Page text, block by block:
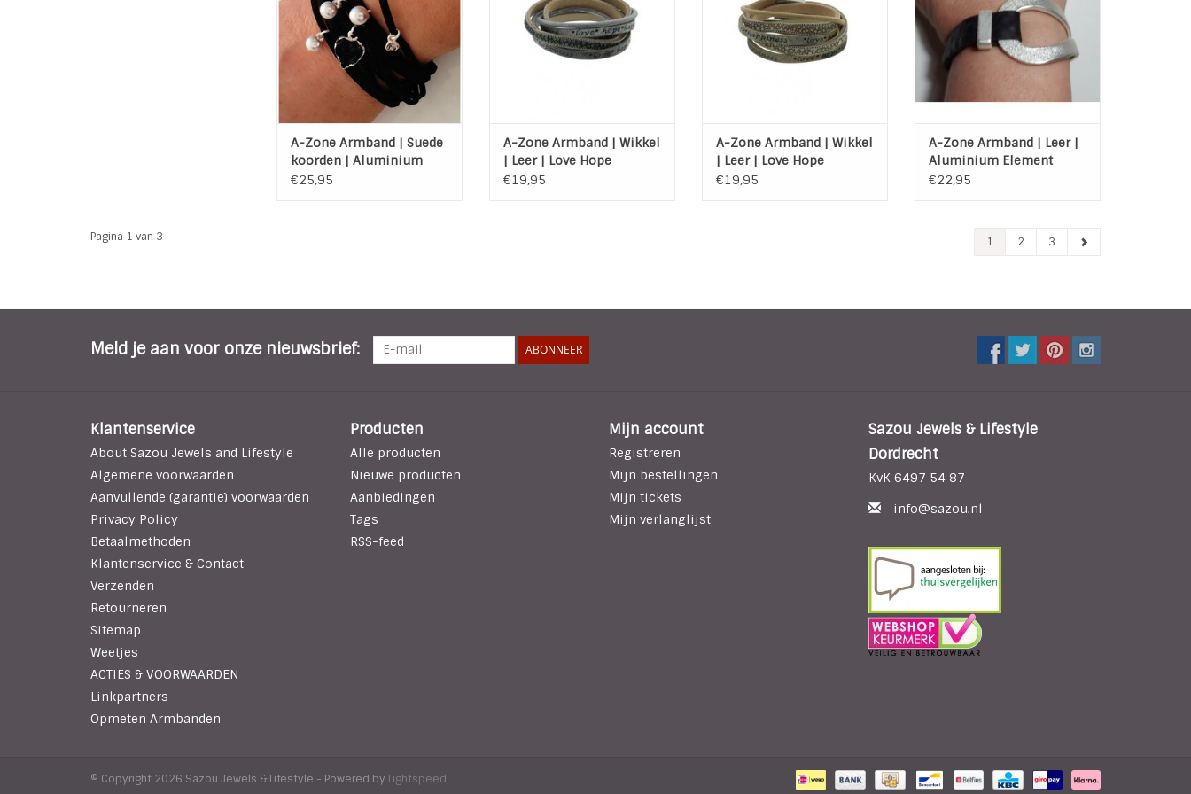
TOEVOEGEN AAN WINKELWAGEN
A-Zone Armband | Suede
koorden | Aluminium
bedels | Zwartack
€25,95
Happiness
TOEVOEGEN AAN WINKELWAGEN
A-Zone Armband | Wikkel
| Leer | Love Hope
Happiness | Licht Grijs
€19,95
TOEVOEGEN AAN WINKELWAGEN
A-Zone Armband | Wikkel
| Leer | Love Hope
Happiness | Zand- Beige
€19,95
polsomtrek tot en met 19,5 cm
TOEVOEGEN AAN WINKELWAGEN
A-Zone Armband | Leer |
Aluminium Element
€22,95
Pagina 1 van 3 1 2 3
Meld je aan voor onze nieuwsbrief: ABONNEER
Klantenservice
About Sazou Jewels and Lifestyle
Algemene voorwaarden
Aanvullende (garantie) voorwaarden
Privacy Policy
Betaalmethoden
Klantenservice & Contact
Verzenden
Retourneren
Sitemap
Weetjes
ACTIES & VOORWAARDEN
Linkpartners
Opmeten Armbanden
Producten
Alle producten
Nieuwe producten
Aanbiedingen
Tags
RSS-feed
Mijn account
Registreren
Mijn bestellingen
Mijn tickets
Mijn verlanglijst
Sazou Jewels & Lifestyle
Dordrecht
KvK 6497 54 87
info@sazou.nl
© Copyright 2026 Sazou Jewels & Lifestyle - Powered by Lightspeed